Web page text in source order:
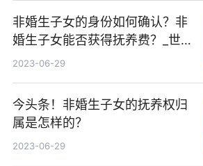
非婚生子女的身份如何确认？非
婚生子女能否获得抚养费？_世界
新资讯
2023-06-29
今头条！非婚生子女的抚养权归
属是怎样的？
2023-06-29